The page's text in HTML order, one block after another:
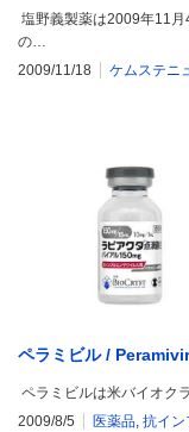
塩野義製薬は2009年11
の…
2009/11/18
ケムステニ
ペラミビル / Peramivir
ペラミビルは米バイオク
2009/8/5
医薬品, 抗イン